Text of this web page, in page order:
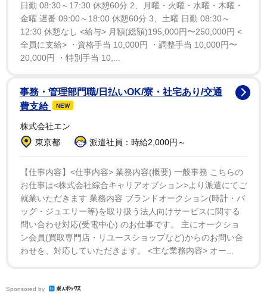
家政婦の仕事を徹底調査 ※画像はイメージです（ACworks/photoAC）
そこで現役の家政婦として働く杉本康子さんに、リアル
な仕事内容や収入事情、知られざる苦労を聞いた。
ー家政婦の仕事をやろうと思ったきっかけは何でしょう
か？
家政婦として働き始めたのは、2011年の8月頃です。同
年6月に夫が急死してしまい、生活のために働こうと仕
事を探していたら、タイミングよく家政婦の仕事を紹介
されました。
年齢も60代で応募できる職種が限られていたこともあ
り、生活を安定させるために働くことを決めました。
日勤 08:30～17:30 休憩60分 2、月曜・火曜・水曜・木曜・
金曜 遅番 09:00～18:00 休憩60分 3、土曜 日勤 08:30～
12:30 休憩なし <給与> 月額(総額)195,000円〜250,000円 <
全員に支給> ・資格手当 10,000円 ・調整手当 10,000円〜
20,000円 ・特別手当 10,...
事務・管理部門職/日払いOK/寮・社宅あり/交通
費支給
NEW
株式会社エン
東京都
派遣社員：時給2,000円～
【仕事内容】<仕事内容> 業務内容(概要) 一般事務 こちらの
お仕事は<株式会社綜合キャリアオプション>より派遣にてご
就業いただきます 業務内容 ブランドオークション(時計・バ
ッグ・ジュエリー等)を取り扱う法人向けサービスに関する
問い合わせ対応(受電中心) のお仕事です。 主にオークショ
ン会員(買取専門店・リユースショップなど)からのお問い合
わせを、対応していただきます。 <主な業務内容> オー...
Sponsored by